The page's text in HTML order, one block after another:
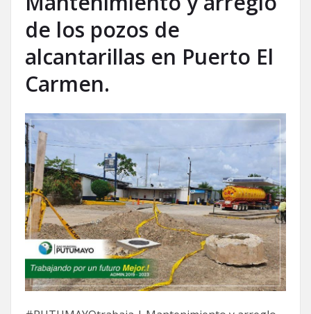
de los pozos de
alcantarillas en Puerto El
Carmen.